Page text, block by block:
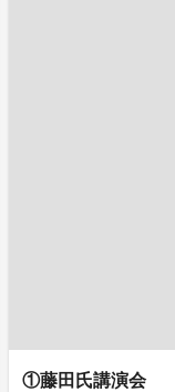
①藤田氏講演会